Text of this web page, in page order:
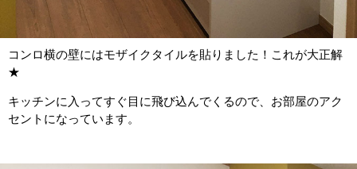
コンロ横の壁にはモザイクタイルを貼りました！これが大正解
★
キッチンに入ってすぐ目に飛び込んでくるので、お部屋のアク
セントになっています。